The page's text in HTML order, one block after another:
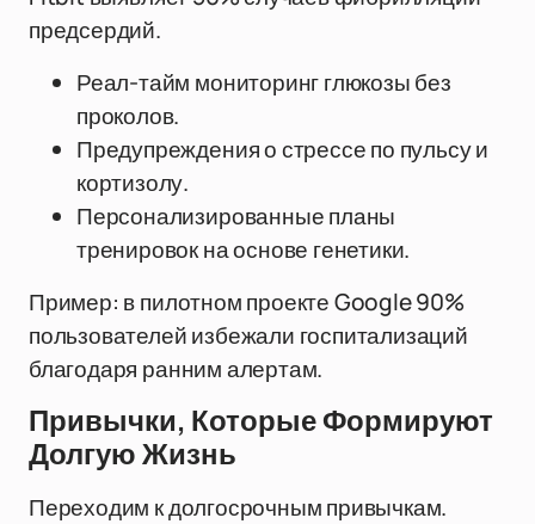
предсердий.
Реал-тайм мониторинг глюкозы без
проколов.
Предупреждения о стрессе по пульсу и
кортизолу.
Персонализированные планы
тренировок на основе генетики.
Пример: в пилотном проекте Google 90%
пользователей избежали госпитализаций
благодаря ранним алертам.
Привычки, Которые Формируют
Долгую Жизнь
Переходим к долгосрочным привычкам.